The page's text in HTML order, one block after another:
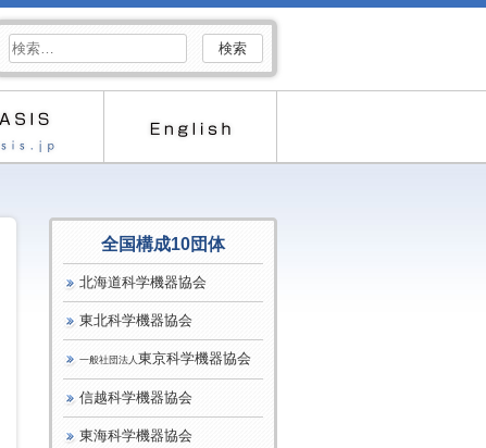
索:
全国構成10団体
北海道科学機器協会
東北科学機器協会
一般社団法人 東京科学機器協会
信越科学機器協会
東海科学機器協会